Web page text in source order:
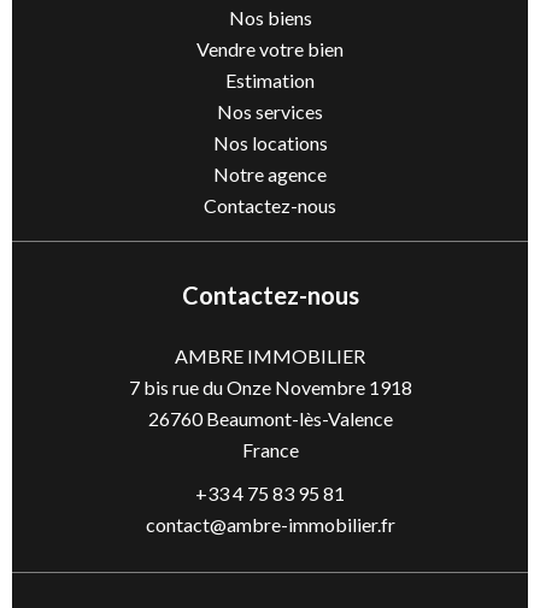
Nos biens
Vendre votre bien
Estimation
Nos services
Nos locations
Notre agence
Contactez-nous
Contactez-nous
AMBRE IMMOBILIER
7 bis rue du Onze Novembre 1918
26760Beaumont-lès-Valence
France
+33 4 75 83 95 81
contact@ambre-immobilier.fr